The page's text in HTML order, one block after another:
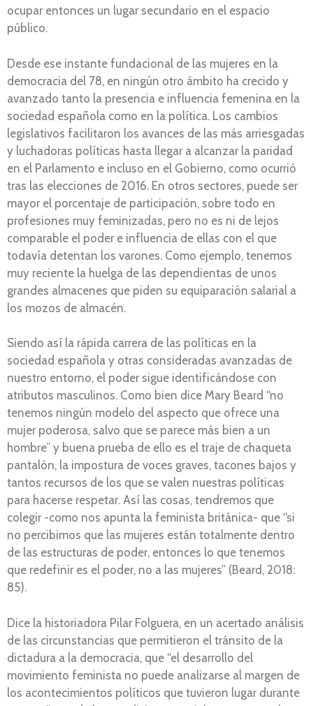
ocupar entonces un lugar secundario en el espacio
público.
Desde ese instante fundacional de las mujeres en la
democracia del 78, en ningún otro ámbito ha crecido y
avanzado tanto la presencia e influencia femenina en la
sociedad española como en la política. Los cambios
legislativos facilitaron los avances de las más arriesgadas
y luchadoras políticas hasta llegar a alcanzar la paridad
en el Parlamento e incluso en el Gobierno, como ocurrió
tras las elecciones de 2016. En otros sectores, puede ser
mayor el porcentaje de participación, sobre todo en
profesiones muy feminizadas, pero no es ni de lejos
comparable el poder e influencia de ellas con el que
todavía detentan los varones. Como ejemplo, tenemos
muy reciente la huelga de las dependientas de unos
grandes almacenes que piden su equiparación salarial a
los mozos de almacén.
Siendo así la rápida carrera de las políticas en la
sociedad española y otras consideradas avanzadas de
nuestro entorno, el poder sigue identificándose con
atributos masculinos. Como bien dice Mary Beard “no
tenemos ningún modelo del aspecto que ofrece una
mujer poderosa, salvo que se parece más bien a un
hombre” y buena prueba de ello es el traje de chaqueta
pantalón, la impostura de voces graves, tacones bajos y
tantos recursos de los que se valen nuestras políticas
para hacerse respetar. Así las cosas, tendremos que
colegir -como nos apunta la feminista británica- que “si
no percibimos que las mujeres están totalmente dentro
de las estructuras de poder, entonces lo que tenemos
que redefinir es el poder, no a las mujeres” (Beard, 2018:
85).
Dice la historiadora Pilar Folguera, en un acertado análisis
de las circunstancias que permitieron el tránsito de la
dictadura a la democracia, que “el desarrollo del
movimiento feminista no puede analizarse al margen de
los acontecimientos políticos que tuvieron lugar durante